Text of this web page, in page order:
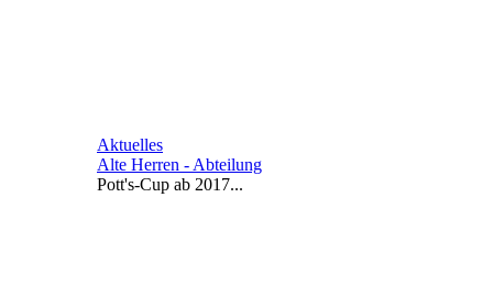
Aktuelles
Alte Herren - Abteilung
Pott's-Cup ab 2017...